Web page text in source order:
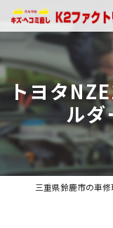
トヨタ
ルダ